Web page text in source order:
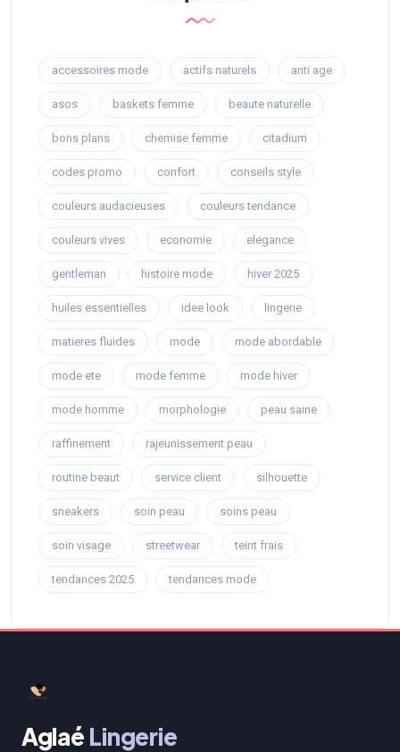
accessoires mode actifs naturels anti age
asos baskets femme beaute naturelle
bons plans chemise femme citadium
codes promo confort conseils style
couleurs audacieuses couleurs tendance
couleurs vives economie elegance
gentleman histoire mode hiver 2025
huiles essentielles idee look lingerie
matieres fluides mode mode abordable
mode ete mode femme mode hiver
mode homme morphologie peau saine
raffinement rajeunissement peau
routine beaut service client silhouette
sneakers soin peau soins peau
soin visage streetwear teint frais
tendances 2025 tendances mode
Aglaé Lingerie